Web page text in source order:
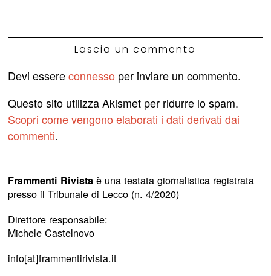
Lascia un commento
Devi essereconnesso per inviare un commento.
Questo sito utilizza Akismet per ridurre lo spam.
Scopri come vengono elaborati i dati derivati dai
commenti.
Frammenti Rivistaè una testata giornalistica registrata
presso il Tribunale di Lecco (n. 4/2020)
Direttore responsabile:
Michele Castelnovo
info[at]frammentirivista.it